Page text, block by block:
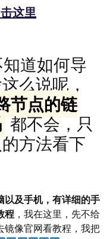
这里
道如何导
么说呢，
节点的链
都不会，只
方法看下
以及手机，有详细的手
程 ，我在这里，先不给
镜像官网看教程，我把